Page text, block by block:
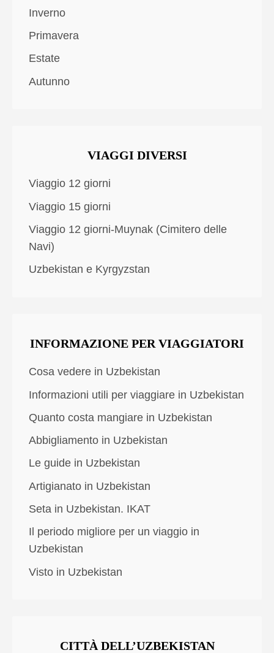
Inverno
Primavera
Estate
Autunno
VIAGGI DIVERSI
Viaggio 12 giorni
Viaggio 15 giorni
Viaggio 12 giorni-Muynak (Cimitero delle
Navi)
Uzbekistan e Kyrgyzstan
INFORMAZIONE PER VIAGGIATORI
Cosa vedere in Uzbekistan
Informazioni utili per viaggiare in Uzbekistan
Quanto costa mangiare in Uzbekistan
Abbigliamento in Uzbekistan
Le guide in Uzbekistan
Artigianato in Uzbekistan
Seta in Uzbekistan. IKAT
Il periodo migliore per un viaggio in
Uzbekistan
Visto in Uzbekistan
CITTÀ DELL’UZBEKISTAN